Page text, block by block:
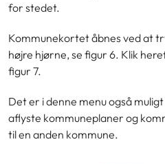
for stedet.
Kommunekortet åbnes ved at
højre hjørne, se figur 6. Klik
figur 7.
Det er i denne menu også
aflyste kommuneplaner og
til en anden kommune.